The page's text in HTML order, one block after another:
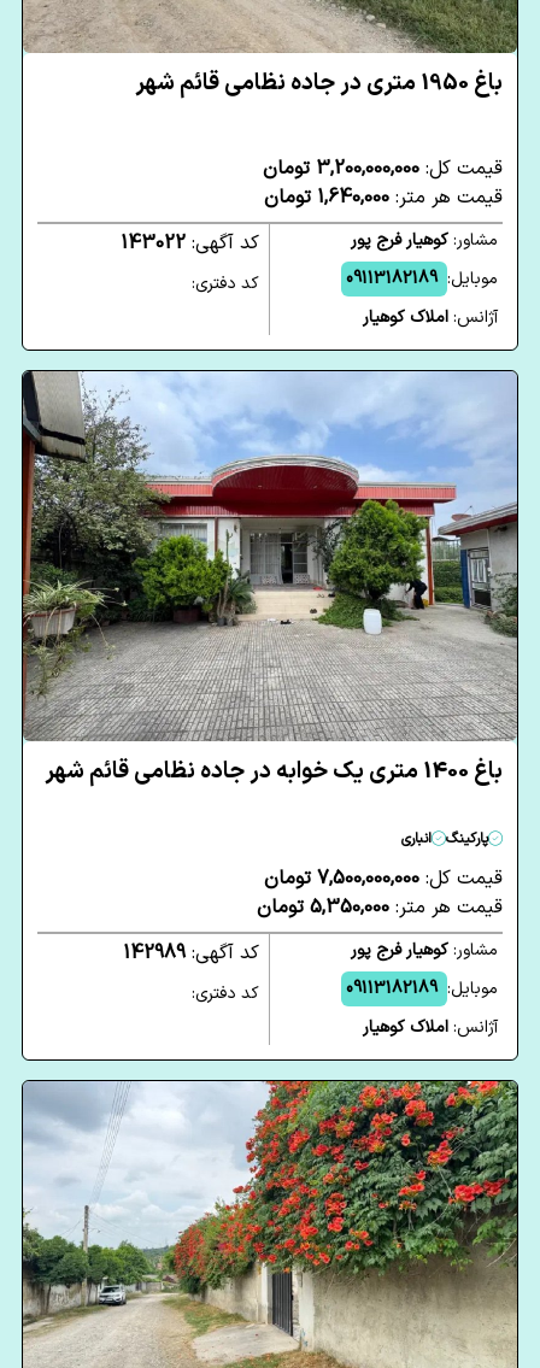
باغ 1950 متری در جاده نظامی قائم شهر
قیمت کل: 3,200,000,000 تومان
قیمت هر متر: 1,640,000 تومان
مشاور:کوهیار فرج پور
موبایل: 09113182189
آژانس:املاک کوهیار
کد آگهی: 143022
کد دفتری:
باغ 1400 متری یک خوابه در جاده نظامی قائم شهر
پارکینگ انباری
قیمت کل: 7,500,000,000 تومان
قیمت هر متر: 5,350,000 تومان
مشاور:کوهیار فرج پور
موبایل: 09113182189
آژانس:املاک کوهیار
کد آگهی:142989
کد دفتری: